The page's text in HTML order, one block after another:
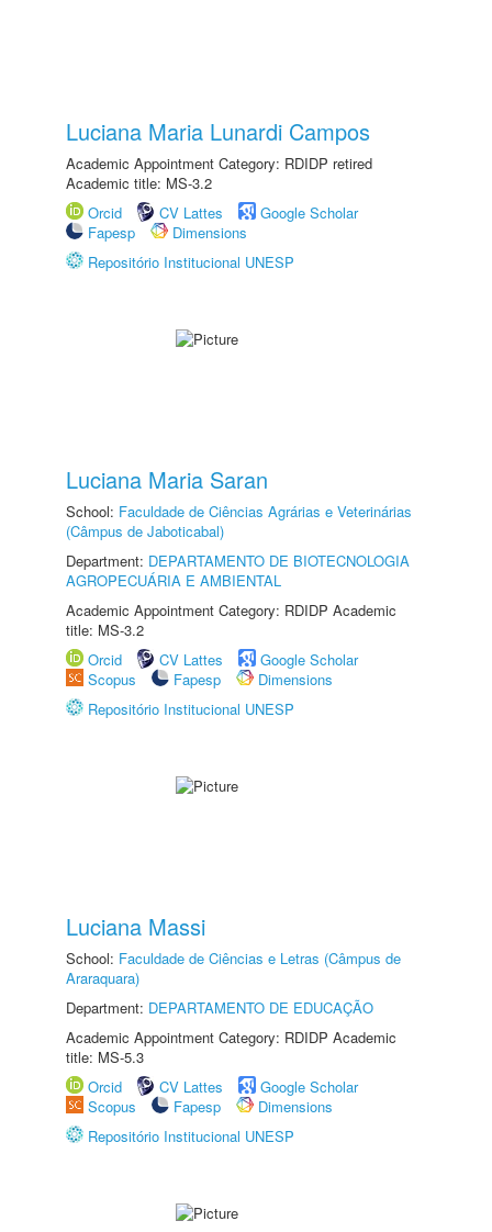
Luciana Maria Lunardi Campos
Academic Appointment Category: RDIDP retired
Academic title: MS-3.2
Orcid
CV Lattes
Google Scholar
Fapesp
Dimensions
Repositório Institucional UNESP
Luciana Maria Saran
School: Faculdade de Ciências Agrárias e Veterinárias
(Câmpus de Jaboticabal)
Department: DEPARTAMENTO DE BIOTECNOLOGIA
AGROPECUÁRIA E AMBIENTAL
Academic Appointment Category: RDIDP Academic
title: MS-3.2
Orcid
CV Lattes
Google Scholar
Scopus
Fapesp
Dimensions
Repositório Institucional UNESP
Luciana Massi
School: Faculdade de Ciências e Letras (Câmpus de
Araraquara)
Department: DEPARTAMENTO DE EDUCAÇÃO
Academic Appointment Category: RDIDP Academic
title: MS-5.3
Orcid
CV Lattes
Google Scholar
Scopus
Fapesp
Dimensions
Repositório Institucional UNESP